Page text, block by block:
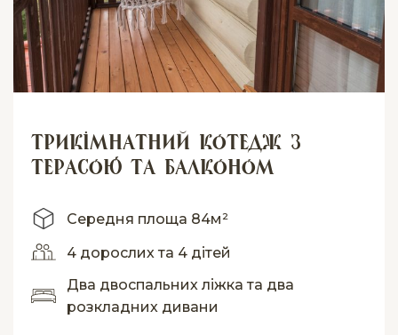
Трикімнатний котедж з
терасою та балконом
Середня площа 84м²
4 дорослих та 4 дітей
Два двоспальних ліжка та два
розкладних дивани